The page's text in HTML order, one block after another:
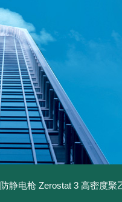
防静电枪 Zerostat 3 高密度聚